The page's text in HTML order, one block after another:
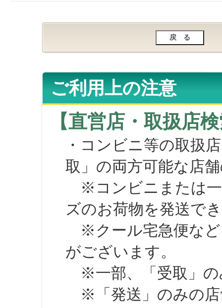
ご利用上の注意
【直営店・取扱店
・コンビニ等の取扱
取」の両方可能な店
※コンビニまたは一
ズのお荷物を発送で
※クール宅急便など
がございます。
※一部、「受取」の
※「発送」のみの店